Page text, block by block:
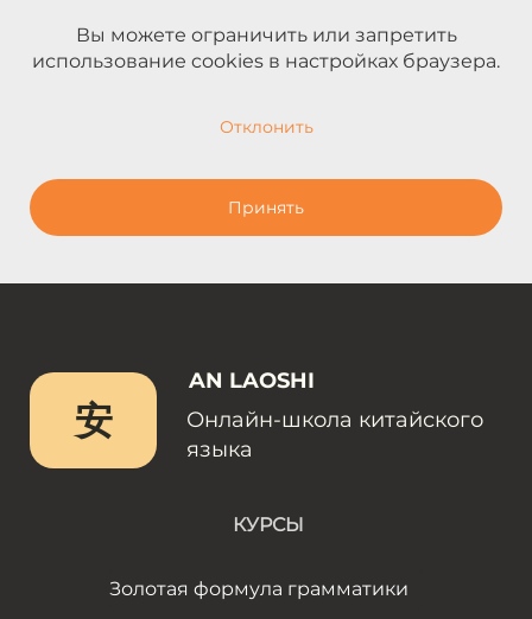
Вы можете ограничить или запретить
использование cookies в настройках браузера.
Отклонить
Принять
安
AN LAOSHI
Онлайн-школа китайского
языка
КУРСЫ
Золотая формула грамматики